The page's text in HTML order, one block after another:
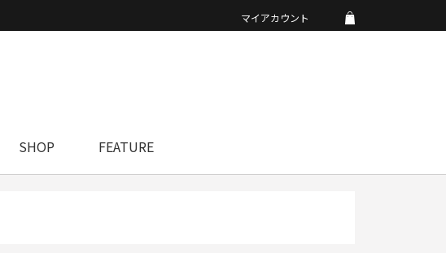
マイアカウント
SHOP FEATURE